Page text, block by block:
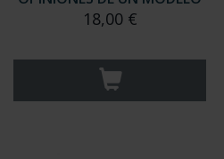
18,00 €